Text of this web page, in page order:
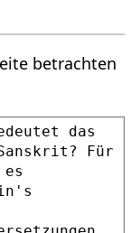
betrachten